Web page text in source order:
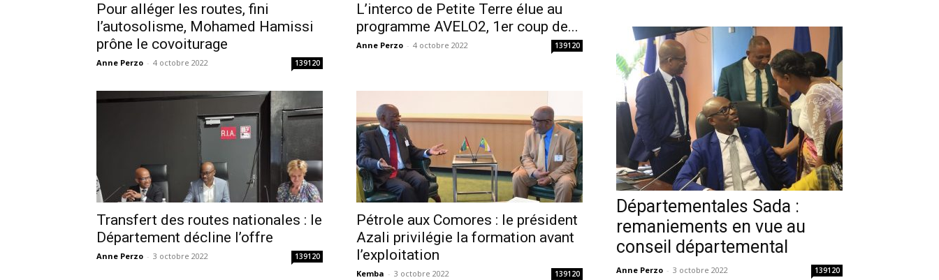
Pour alléger les routes, fini
l’autosolisme, Mohamed Hamissi
prône le covoiturage
Anne Perzo - 4 octobre 2022 139120
L’interco de Petite Terre élue au
programme AVELO2, 1er coup de...
Anne Perzo - 4 octobre 2022 139120
Transfert des routes nationales : le
Département décline l’offre
Anne Perzo - 3 octobre 2022 139120
Pétrole aux Comores : le président
Azali privilégie la formation avant
l’exploitation
Kemba - 3 octobre 2022 139120
Départementales Sada :
remaniements en vue au
conseil départemental
Anne Perzo - 3 octobre 2022 139120